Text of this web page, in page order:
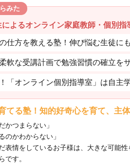
みた
よるオンライン家庭教師・個別指
仕方を教える塾！伸び悩む生徒に
軟な受講計画で勉強習慣の確立を
「オンライン個別指導室」は自主
てる塾！知的好奇心を育て、主
かつまらない」
のかわからない」
表情をしているお子様は、大きな可能
です。